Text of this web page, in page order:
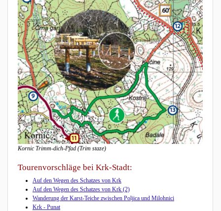
Kornic Trimm-dich-Pfad (Trim staze)
Tourenvorschläge bei Krk-Stadt:
Auf den Wegen des Schatzes von Krk
Auf den Wegen des Schatzes von Krk (2)
Wanderung der Karst-Teiche zwischen Poljica und Milohnici
Krk - Punat